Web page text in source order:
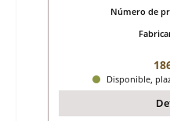
Número de
Disponible,